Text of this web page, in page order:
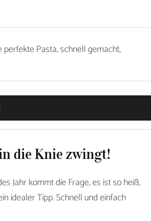
Pasta, schnell gemacht,
die Knie zwingt!
Jahr kommt die Frage, es ist so heiß,
idealer Tipp. Schnell und einfach